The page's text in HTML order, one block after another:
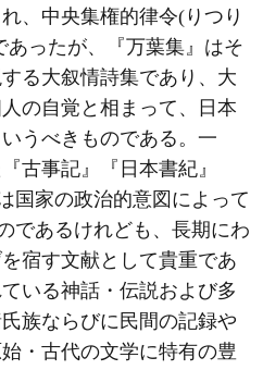
、中央集権的律令(りつり
あったが、『万葉集』はそ
る大叙情詩集であり、大
の自覚と相まって、日本
うべきものである。一
古事記』『日本書紀』
国家の政治的意図によって
であるけれども、長期にわ
宿す文献として貴重であ
いる神話・伝説および多
族ならびに民間の記録や
・古代の文学に特有の豊